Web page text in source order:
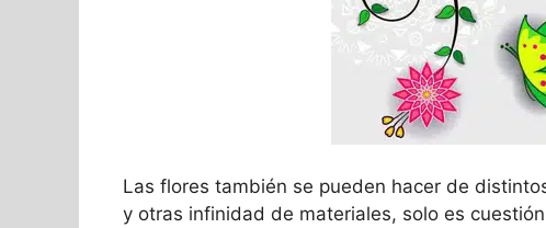
Las flores también se pueden hacer de
y otras infinidad de materiales, solo es